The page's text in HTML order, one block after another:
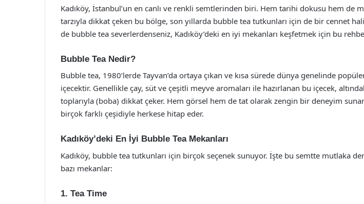
Kadıköy, İstanbul’un en canlı ve renkli semtlerinden biri. Hem tarihi dokusu hem de
tarzıyla dikkat çeken bu bölge, son yıllarda bubble tea tutkunları için de bir cennet
de bubble tea severlerdenseniz, Kadıköy’deki en iyi mekanları keşfetmek için bu
Bubble Tea Nedir?
Bubble tea, 1980’lerde Tayvan’da ortaya çıkan ve kısa sürede dünya genelinde
içecektir. Genellikle çay, süt ve çeşitli meyve aromaları ile hazırlanan bu içecek,
toplarıyla (boba) dikkat çeker. Hem görsel hem de tat olarak zengin bir deneyim
birçok farklı çeşidiyle herkese hitap eder.
Kadıköy’deki En İyi Bubble Tea Mekanları
Kadıköy, bubble tea tutkunları için birçok seçenek sunuyor. İşte bu semtte mutlaka
bazı mekanlar:
1. Tea Time